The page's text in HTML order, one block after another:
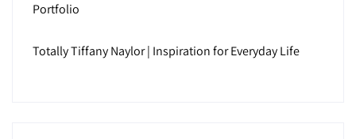
Portfolio
Totally Tiffany Naylor | Inspiration for Everyday Life